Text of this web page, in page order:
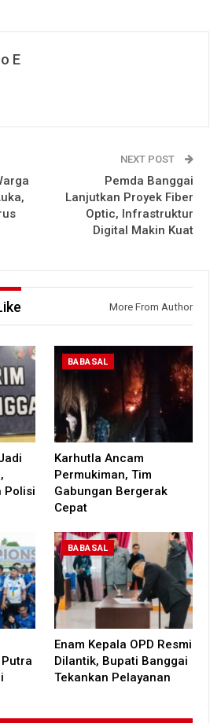
E
NEXT POST
Pemda Banggai
Lanjutkan Proyek Fiber
Optic, Infrastruktur
Digital Makin Kuat
More From Author
Polisi
BABASAL
Karhutla Ancam
Permukiman, Tim
Gabungan Bergerak
Cepat
BABASAL
Enam Kepala OPD Resmi
Dilantik, Bupati Banggai
Tekankan Pelayanan